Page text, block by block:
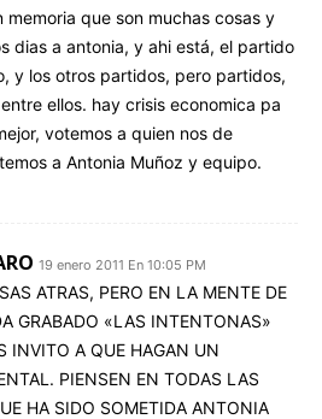
memoria que son muchas cosas y
dias a antonia, y ahi está, el partido
y los otros partidos, pero partidos,
ellos. hay crisis economica pa
votemos a quien nos de
a Antonia Muñoz y equipo.
19 enero 2011 En 10:05 PM
ATRAS, PERO EN LA MENTE DE
GRABADO «LAS INTENTONAS»
INVITO A QUE HAGAN UN
PIENSEN EN TODAS LAS
HA SIDO SOMETIDA ANTONIA